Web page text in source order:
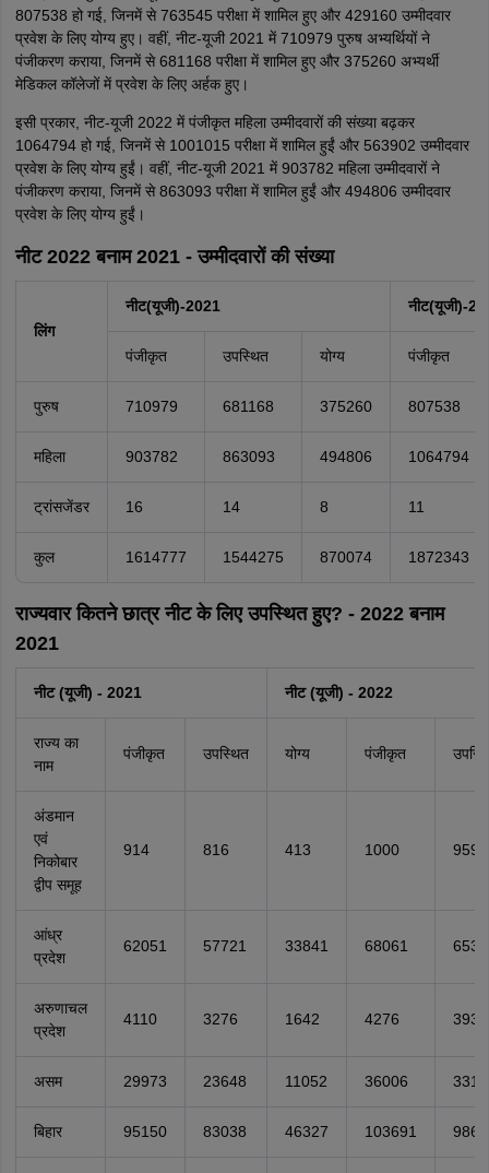
807538 हो गई, जिनमें से 763545 परीक्षा में शामिल हुए और 429160 उम्मीदवार
प्रवेश के लिए योग्य हुए। वहीं, नीट-यूजी 2021 में 710979 पुरुष अभ्यर्थियों ने
पंजीकरण कराया, जिनमें से 681168 परीक्षा में शामिल हुए और 375260 अभ्यर्थी
मेडिकल कॉलेजों में प्रवेश के लिए अर्हक हुए।
इसी प्रकार, नीट-यूजी 2022 में पंजीकृत महिला उम्मीदवारों की संख्या बढ़कर
1064794 हो गई, जिनमें से 1001015 परीक्षा में शामिल हुईं और 563902 उम्मीदवार
प्रवेश के लिए योग्य हुईं। वहीं, नीट-यूजी 2021 में 903782 महिला उम्मीदवारों ने
पंजीकरण कराया, जिनमें से 863093 परीक्षा में शामिल हुईं और 494806 उम्मीदवार
प्रवेश के लिए योग्य हुईं।
नीट 2022 बनाम 2021 - उम्मीदवारों की संख्या
लिंग
नीट(यूजी)-2021 नीट(यूजी)-
पंजीकृत उपस्थित योग्य पंजीकृत
पुरुष 710979 681168 375260 807538
महिला 903782 863093 494806 1064794
ट्रांसजेंडर 16 14 8 11
कुल 1614777 1544275 870074 1872343
राज्यवार कितने छात्र नीट के लिए उपस्थित हुए? - 2022 बनाम
2021
नीट (यूजी) - 2021 नीट (यूजी) - 2022
राज्य का
नाम
पंजीकृत उपस्थित योग्य पंजीकृत
अंडमान
एवं
निकोबार
द्वीप समूह
914 816 413 1000 959
आंध्र
प्रदेश
62051 57721 33841 68061
अरुणाचल
प्रदेश
4110 3276 1642 4276 3939
असम 29973 23648 11052 36006
बिहार 95150 83038 46327 103691